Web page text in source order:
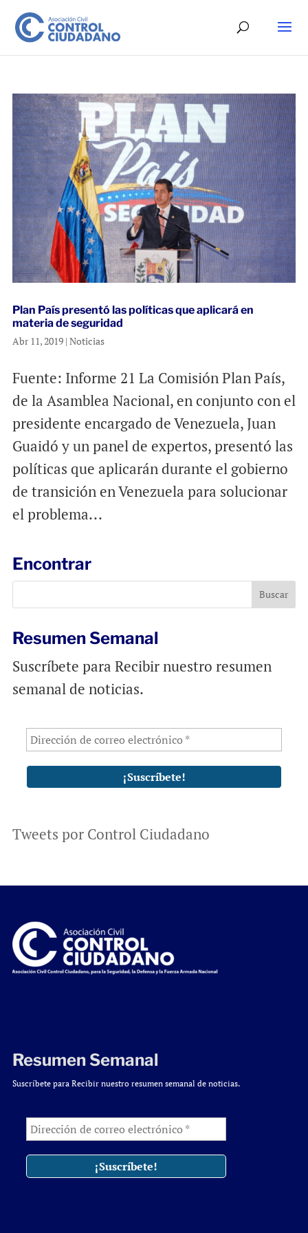
Plan País presentó las políticas que aplicará en
materia de seguridad
Abr 11, 2019| Noticias
Fuente: Informe 21 La Comisión Plan País,
de la Asamblea Nacional, en conjunto con el
presidente encargado de Venezuela, Juan
Guaidó y un panel de expertos, presentó las
políticas que aplicarán durante el gobierno
de transición en Venezuela para solucionar
el problema...
Encontrar
Resumen Semanal
Suscríbete para Recibir nuestro resumen
semanal de noticias.
Tweets por Control Ciudadano
Resumen Semanal
Suscríbete para Recibir nuestro resumen semanal de noticias.